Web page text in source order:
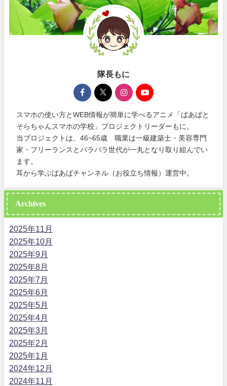
隊長もに
スマホの使い方とWEB情報が簡単に学べるアニメ「ばあばと
そらちゃんスマホの学校」プロジェクトリーダーもに。
当プロジェクトは、46~65歳 職業は一級建築士・美容専門
家・フリーランスとバラバラ世代が一丸となり取り組んでい
ます。
耳から学ぶばあばチャンネル（お役立ち情報）運営中。
Archives
2025年11月
2025年10月
2025年9月
2025年8月
2025年7月
2025年6月
2025年5月
2025年4月
2025年3月
2025年2月
2025年1月
2024年12月
2024年11月